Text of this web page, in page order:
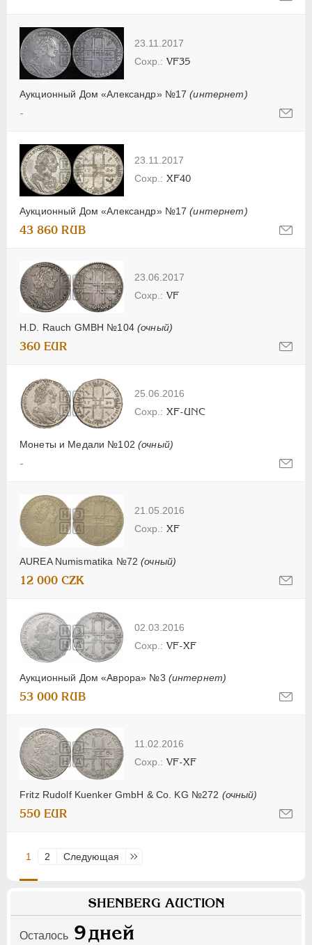
23.11.2017
Аукционный Дом «Александр» №17(интернет)
VF35
-
23.11.2017
Аукционный Дом «Александр» №17(интернет)
XF40
43 860 RUB
23.06.2017
H.D. Rauch GMBH №104 (очный)
VF
360 EUR
25.06.2016
Монеты и Медали №102 (очный)
XF-UNC
-
21.05.2016
AUREA Numismatika №72(очный)
XF
12 000 CZK
02.03.2016
Аукционный Дом «Аврора» №3 (интернет)
VF-XF
53 000 RUB
11.02.2016
Fritz Rudolf Kuenker GmbH & Co. KG №272 (очный)
VF-XF
550 EUR
1 2 Следующая Последняя
SHENBERG AUCTION
Осталось 9дней